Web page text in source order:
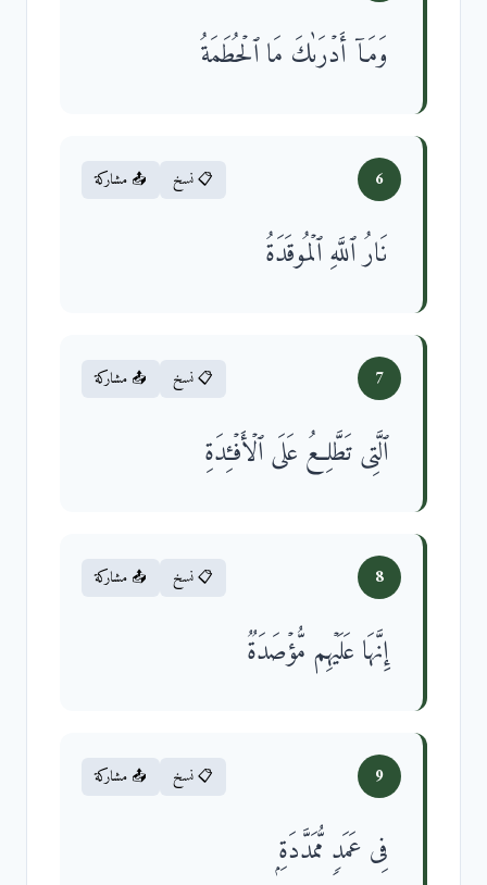
وَمَاۤ أَدۡرَىٰكَ مَا ٱلۡحُطَمَةُ
6 📋 نسخ 📤 مشاركة
نَارُ ٱللَّهِ ٱلۡمُوقَدَةُ
7 📋 نسخ 📤 مشاركة
ٱلَّتِی تَطَّلِعُ عَلَى ٱلۡأَفۡـِٔدَةِ
8 📋 نسخ 📤 مشاركة
إِنَّهَا عَلَیۡهِم مُّؤۡصَدَةࣱ
9 📋 نسخ 📤 مشاركة
فِی عَمَدࣲ مُّمَدَّدَةِۭ